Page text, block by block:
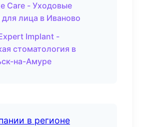
Care - Уходовые
лица в Иваново
Implant -
стоматология в
на-Амуре
в регионе